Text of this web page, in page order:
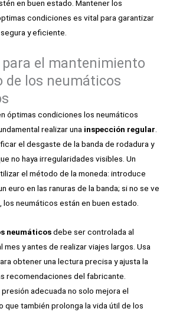
en buen estado. Mantener los
condiciones es vital para garantizar
y eficiente.
para el mantenimiento
de los neumáticos
óptimas condiciones los neumáticos
realizar una inspección regular
el desgaste de la banda de rodadura y
no haya irregularidades visibles. Un
el método de la moneda: introduce
euro en las ranuras de la banda; si no se ve
neumáticos están en buen estado.
neumáticosdebe ser controlada al
mes y antes de realizar viajes largos. Usa
obtener una lectura precisa y ajusta la
recomendaciones del fabricante.
adecuada no solo mejora el
que también prolonga la vida útil de los